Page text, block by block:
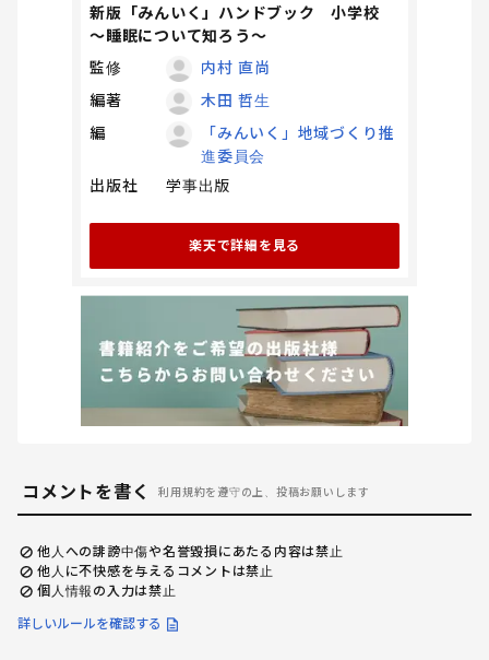
新版「みんいく」ハンドブック 小学校
～睡眠について知ろう～
監修
内村 直尚
編著
木田 哲生
編
「みんいく」地域づくり推
進委員会
出版社
学事出版
楽天で詳細を見る
コメントを書く 利用規約を遵守の上、投稿お願いします
他人への誹謗中傷や名誉毀損にあたる内容は禁止
他人に不快感を与えるコメントは禁止
個人情報の入力は禁止
詳しいルールを確認する